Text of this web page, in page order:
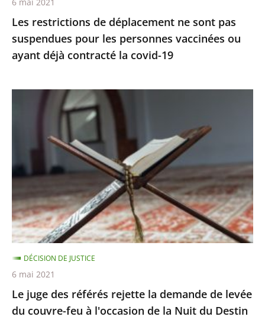
vaccinées
ou
ayant
déjà
la
Les restrictions de déplacement ne sont pas
suspendues pour les personnes vaccinées ou
ayant déjà contracté la covid-19
référés
rejette
la
demande
de
levée
du
couvre-
feu
à
l'occasion
Le juge des référés rejette la demande de levée
du couvre-feu à l'occasion de la Nuit du Destin
DÉCISION DE JUSTICE
6 mai 2021